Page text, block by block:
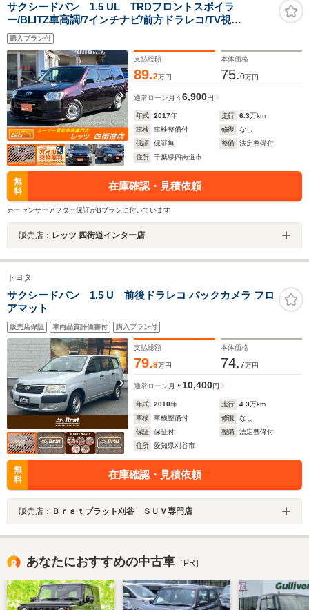
サクシードバン 1.5 UL TRDフロントスポイラ
ー/BLITZ車高調/7インチナビ/前方ドラレコ/TV視
聴/Bluetooth接続/CD再生/社外ステアリング/フロアマッ
ト/サイドバイザー/スペアタイヤ/スモークフィルム/取扱
説明書/記録簿
購入プラン付
支払総額
89.2万円
本体価格
75.0万円
通常ローン 月々6,900円
年式 2017年 走行 6.3万km
車検
車検整備付 修復
なし
保証
保証無 整備
法定整備付
住所
千葉県四街道市
無
料
在庫確認・見積依頼
カーセンサーアフター保証がBプランに付いています
販売店： レッツ 四街道インター店
トヨタ
サクシードバン 1.5 U 前後ドラレコ バックカメラ フロ
アマット
販売店保証 車両品質評価書付 購入プラン付
支払総額
79.8万円
本体価格
74.7万円
通常ローン 月々 10,400円
年式 2010年 走行 4.3万km
車検
車検整備付 修復
なし
保証
保証付 整備
法定整備付
住所
愛知県刈谷市
無
料
在庫確認・見積依頼
販売店： Ｂｒａｔブラット刈谷 ＳＵＶ専門店
あなたにおすすめの中古車 ［PR］